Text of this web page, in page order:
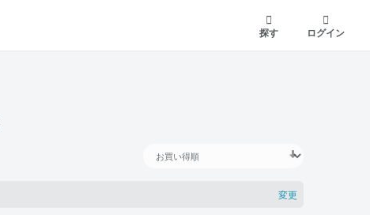
探す
ログイン
変更